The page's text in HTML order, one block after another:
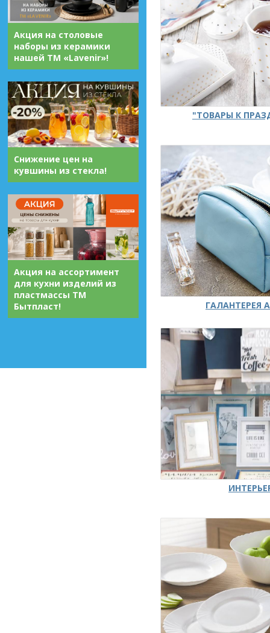
Акция на столовые
наборы из керамики
нашей ТМ «Lavenir»!
Снижение цен на
кувшины из стекла!
Акция на ассортимент
для кухни изделий из
пластмассы ТМ
Бытпласт!
"ТОВАРЫ К
ГАЛАНТЕРЕЯ